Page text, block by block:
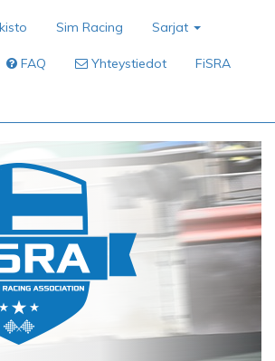
Sim Racing Sarjat
FAQ Yhteystiedot FiSRA